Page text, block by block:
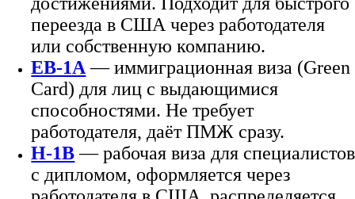
переезда в США через работодателя
или собственную компанию.
EB-1A — иммиграционная виза (Green
Card) для лиц с выдающимися
способностями. Не требует
работодателя, даёт ПМЖ сразу.
H-1B— рабочая виза для специалистов
с дипломом, оформляется через